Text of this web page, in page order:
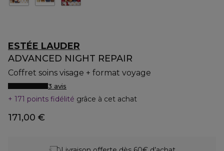
ESTÉE LAUDER
ADVANCED NIGHT REPAIR
Coffret soins visage + format voyage
3 avis
171 points fidélité grâce à cet achat
171,00 €